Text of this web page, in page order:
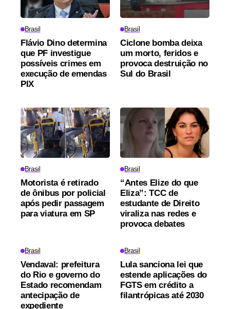
Brasil
Flávio Dino determina
que PF investigue
possíveis crimes em
execução de emendas
PIX
Brasil
Ciclone bomba deixa
um morto, feridos e
provoca destruição no
Sul do Brasil
Brasil
Motorista é retirado
de ônibus por policial
após pedir passagem
para viatura em SP
Brasil
“Antes Elize do que
Eliza”: TCC de
estudante de Direito
viraliza nas redes e
provoca debates
Brasil
Vendaval: prefeitura
do Rio e governo do
Estado recomendam
antecipação de
expediente
Brasil
Lula sanciona lei que
estende aplicações do
FGTS em crédito a
filantrópicas até 2030